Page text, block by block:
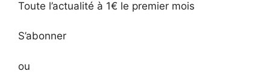
Toute l’actualité à 1€ le premier mois
S’abonner
ou